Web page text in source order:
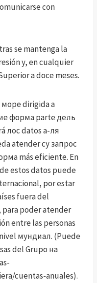
con
se mantenga la
y, en cualquier
a doce meses.
море dirigida a
форма parte дель
лос datos а-ля
atender су запрос
más eficiente. En
estos datos puede
por estar
fuera del
poder atender
entre las personas
мундиал. (Puede
del Grupo на
cuentas-anuales).